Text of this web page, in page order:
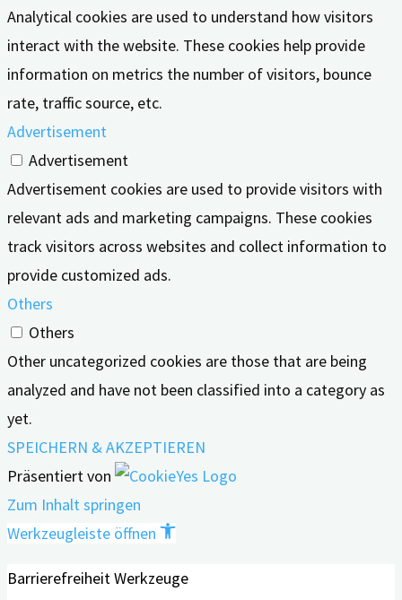
Analytical cookies are used to understand how visitors
interact with the website. These cookies help provide
information on metrics the number of visitors, bounce
rate, traffic source, etc.
Advertisement
Advertisement
Advertisement cookies are used to provide visitors with
relevant ads and marketing campaigns. These cookies
track visitors across websites and collect information to
provide customized ads.
Others
Others
Other uncategorized cookies are those that are being
analyzed and have not been classified into a category as
yet.
SPEICHERN & AKZEPTIEREN
Präsentiert von
Zum Inhalt springen
Werkzeugleiste öffnen
Barrierefreiheit Werkzeuge